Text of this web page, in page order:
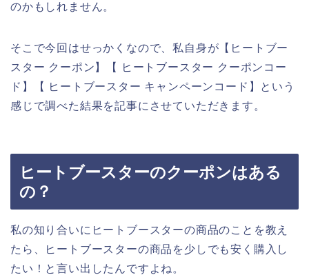
のかもしれません。
そこで今回はせっかくなので、私自身が【ヒートブー
スター クーポン】【 ヒートブースター クーポンコー
ド】【 ヒートブースター キャンペーンコード】という
感じで調べた結果を記事にさせていただきます。
ヒートブースターのクーポンはある
の？
私の知り合いにヒートブースターの商品のことを教え
たら、ヒートブースターの商品を少しでも安く購入し
たい！と言い出したんですよね。